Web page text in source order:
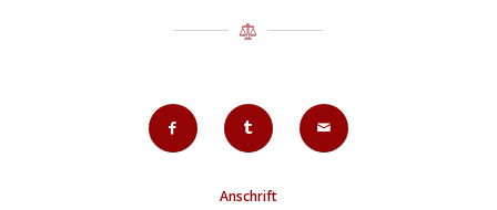
Anschrift